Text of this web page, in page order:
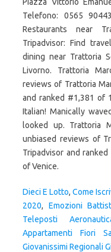
Dieci E Lotto,Come
2020, Emozioni
Teleposti
Appartamenti Fiori
Giovanissimi Regionali